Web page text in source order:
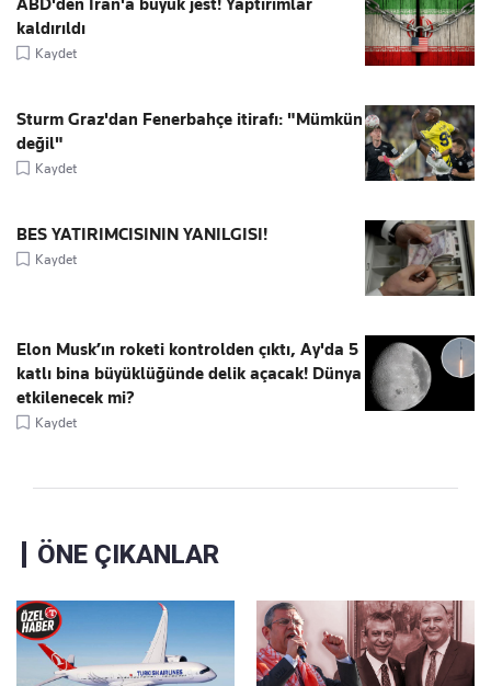
kaldırıldı
Kaydet
Sturm Graz'dan Fenerbahçe itirafı: "Mümkün
değil"
Kaydet
BES YATIRIMCISININ YANILGISI!
Kaydet
Elon Musk’ın roketi kontrolden çıktı, Ay'da 5
katlı bina büyüklüğünde delik açacak! Dünya
etkilenecek mi?
Kaydet
ÖNE ÇIKANLAR